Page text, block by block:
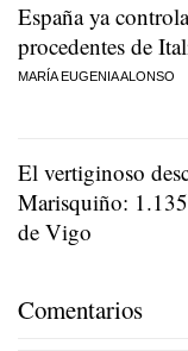
España ya
procedentes de
MARÍA EUGENIA ALONSO
El vertiginoso
Marisquiño:
de Vigo
Comentarios